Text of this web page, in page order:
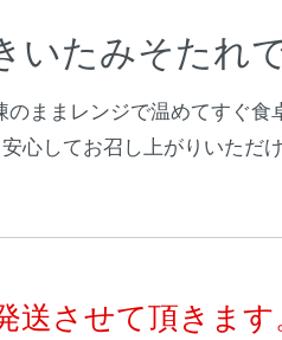
たみそたれ
ままレンジで温めてすぐ食
心してお召し上がりいただけ
送させて頂きます